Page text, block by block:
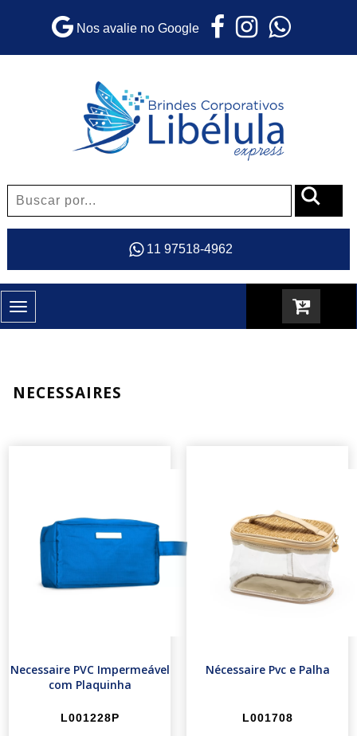
Nos avalie no Google
11 97518-4962
Toggle
navigation
NECESSAIRES
Necessaire PVC Impermeável
com Plaquinha
L001228P
Nécessaire Pvc e Palha
L001708